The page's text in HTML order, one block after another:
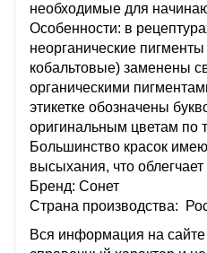
необходимые для
Особенности: в
неорганические
кобальтовые) заменены
органическими
этикетке обозначены
оригинальным цветам по
Большинство красок
высыхания, что
Бренд: Сонет
Страна производства:
Вся информация на сайте